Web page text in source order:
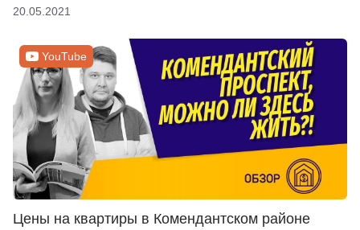
20.05.2021
YouTube
Цены на квартиры в Комендантском районе